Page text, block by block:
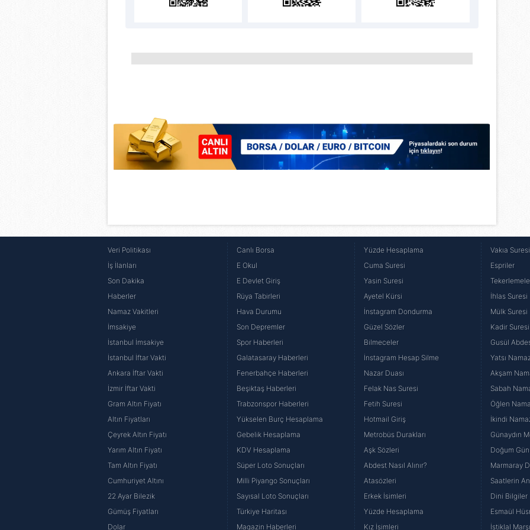
Veri Politikası
İş İlanları
Son Dakika
Haberler
Namaz Vakitleri
İmsakiye
İstanbul İmsakiye
İstanbul İftar Vakti
Ankara İftar Vakti
İzmir İftar Vakti
Gram Altın Fiyatı
Altın Fiyatları
Çeyrek Altın Fiyatı
Yarım Altın Fiyatı
Tam Altın Fiyatı
Cumhuriyet Altını
22 Ayar Bilezik
Gümüş Fiyatları
Dolar
Canlı Borsa
E Okul
E Devlet Giriş
Rüya Tabirleri
Hava Durumu
Son Depremler
Spor Haberleri
Galatasaray Haberleri
Fenerbahçe Haberleri
Beşiktaş Haberleri
Trabzonspor Haberleri
Yükselen Burç Hesaplama
Gebelik Hesaplama
KDV Hesaplama
Süper Loto Sonuçları
Milli Piyango Sonuçları
Sayısal Loto Sonuçları
Türkiye Haritası
Magazin Haberleri
Yüzde Hesaplama
Cuma Suresi
Yasin Suresi
Ayetel Kürsi
İnstagram Dondurma
Güzel Sözler
Bilmeceler
İnstagram Hesap Silme
Nazar Duası
Felak Nas Suresi
Fetih Suresi
Hotmail Giriş
Metrobüs Durakları
Aşk Sözleri
Abdest Nasıl Alınır?
Atasözleri
Erkek İsimleri
Yüzde Hesaplama
Kız İsimleri
Vakıa Suresi
Espriler
İhlas Suresi
Mülk Suresi
Kadir Suresi
Gusül
Yatsı
Akşam
Sabah
Öğlen
İkindi
Günaydın
Doğum
Marmaray
Saatlerin
Dini Bilgiler
Esmaül
İstiklal